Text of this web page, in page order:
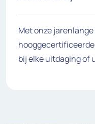
Met onze
bij elke uitdaging of